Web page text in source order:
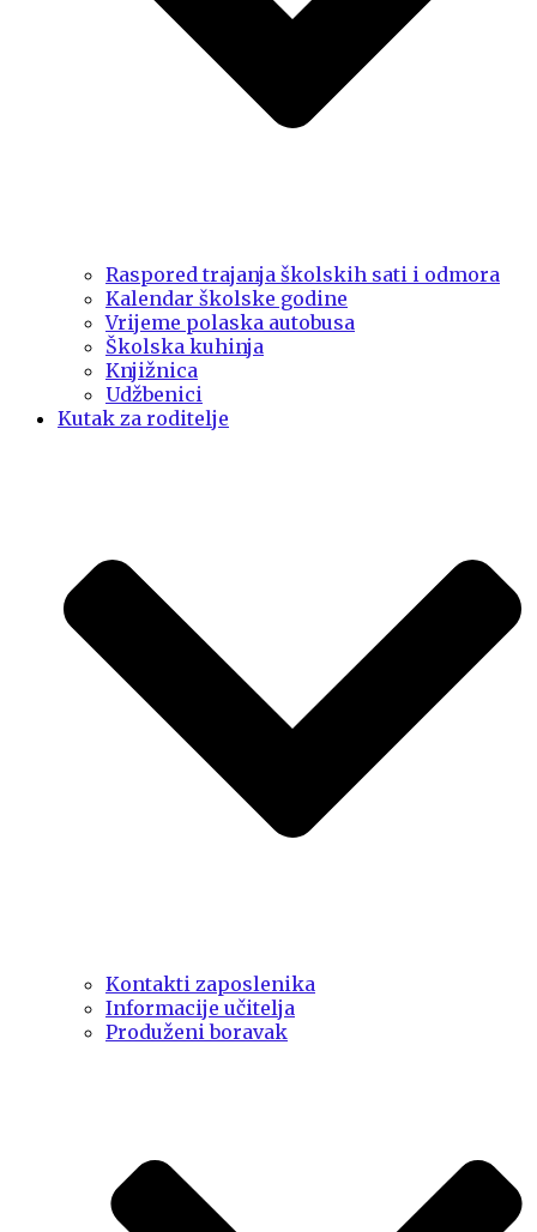
Raspored trajanja školskih sati i odmora
Kalendar školske godine
Vrijeme polaska autobusa
Školska kuhinja
Knjižnica
Udžbenici
Kutak za roditelje
Kontakti zaposlenika
Informacije učitelja
Produženi boravak